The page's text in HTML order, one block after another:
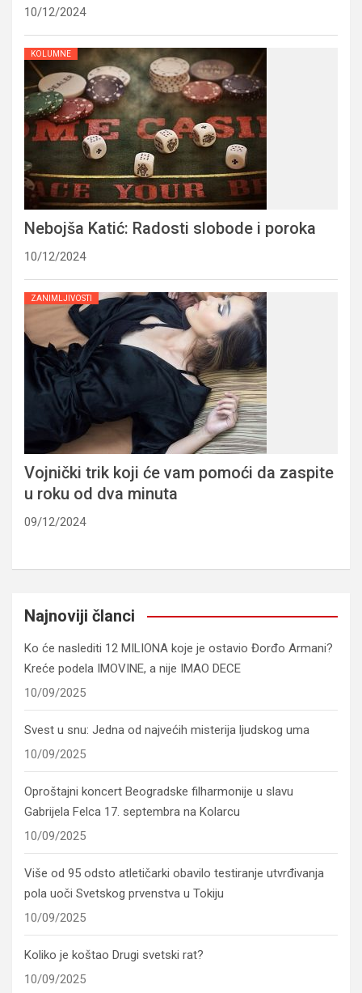
10/12/2024
KOLUMNE
Nebojša Katić: Radosti slobode i poroka
10/12/2024
ZANIMLJIVOSTI
Vojnički trik koji će vam pomoći da zaspite
u roku od dva minuta
09/12/2024
Najnoviji članci
Ko će naslediti 12 MILIONA koje je ostavio Đorđo Armani?
Kreće podela IMOVINE, a nije IMAO DECE
10/09/2025
Svest u snu: Jedna od najvećih misterija ljudskog uma
10/09/2025
Oproštajni koncert Beogradske filharmonije u slavu
Gabrijela Felca 17. septembra na Kolarcu
10/09/2025
Više od 95 odsto atletičarki obavilo testiranje utvrđivanja
pola uoči Svetskog prvenstva u Tokiju
10/09/2025
Koliko je koštao Drugi svetski rat?
10/09/2025